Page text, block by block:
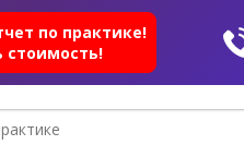
по практике!
стоимость!